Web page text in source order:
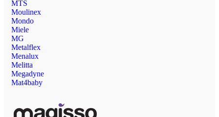
MTS
Moulinex
Mondo
Miele
MG
Metalflex
Menalux
Melitta
Megadyne
Mat4baby